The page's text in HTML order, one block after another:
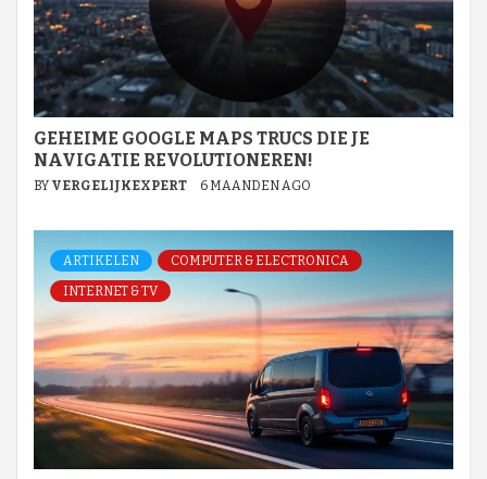
GEHEIME GOOGLE MAPS TRUCS DIE JE
NAVIGATIE REVOLUTIONEREN!
BY VERGELIJKEXPERT 6 MAANDEN AGO
ARTIKELEN
COMPUTER & ELECTRONICA
INTERNET & TV